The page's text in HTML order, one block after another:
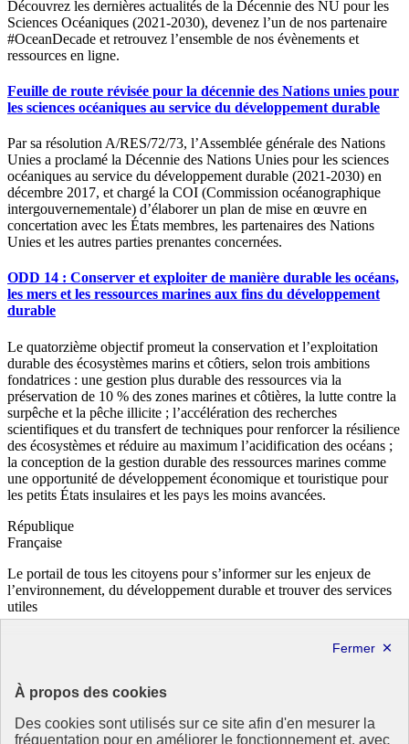
À propos des cookies
Des cookies sont utilisés sur ce site afin d'en mesurer la
fréquentation pour en améliorer le fonctionnement et, avec
Découvrez les dernières actualités de la Décennie des NU pour les
Sciences Océaniques (2021-2030), devenez l’un de nos partenaire
#OceanDecade et retrouvez l’ensemble de nos évènements et
ressources en ligne.
Feuille de route révisée pour la décennie des Nations unies pour
les sciences océaniques au service du développement durable
Par sa résolution A/RES/72/73, l’Assemblée générale des Nations
Unies a proclamé la Décennie des Nations Unies pour les sciences
océaniques au service du développement durable (2021-2030) en
décembre 2017, et chargé la COI (Commission océanographique
intergouvernementale) d’élaborer un plan de mise en œuvre en
concertation avec les États membres, les partenaires des Nations
Unies et les autres parties prenantes concernées.
ODD 14 : Conserver et exploiter de manière durable les océans,
les mers et les ressources marines aux fins du développement
durable
Le quatorzième objectif promeut la conservation et l’exploitation
durable des écosystèmes marins et côtiers, selon trois ambitions
fondatrices : une gestion plus durable des ressources via la
préservation de 10 % des zones marines et côtières, la lutte contre la
surpêche et la pêche illicite ; l’accélération des recherches
scientifiques et du transfert de techniques pour renforcer la résilience
des écosystèmes et réduire au maximum l’acidification des océans ;
la conception de la gestion durable des ressources marines comme
une opportunité de développement économique et touristique pour
les petits États insulaires et les pays les moins avancées.
République
Française
Le portail de tous les citoyens pour s’informer sur les enjeux de
l’environnement, du développement durable et trouver des services
utiles
data.gouv.fr- ouvre une nouvelle fenêtre
Partenaire